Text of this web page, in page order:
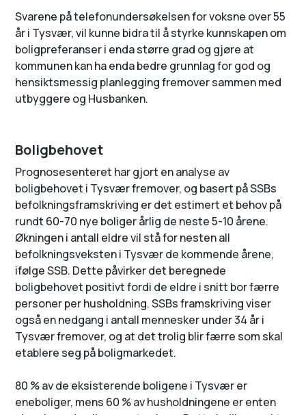
Svarene på telefonundersøkelsen for voksne over 55
år i Tysvær, vil kunne bidra til å styrke kunnskapen om
boligpreferanser i enda større grad og gjøre at
kommunen kan ha enda bedre grunnlag for god og
hensiktsmessig planlegging fremover sammen med
utbyggere og Husbanken.
Boligbehovet
Prognosesenteret har gjort en analyse av
boligbehovet i Tysvær fremover, og basert på SSBs
befolkningsframskriving er det estimert et behov på
rundt 60-70 nye boliger årlig de neste 5-10 årene.
Økningen i antall eldre vil stå for nesten all
befolkningsveksten i Tysvær de kommende årene,
ifølge SSB. Dette påvirker det beregnede
boligbehovet positivt fordi de eldre i snitt bor færre
personer per husholdning. SSBs framskriving viser
også en nedgang i antall mennesker under 34 år i
Tysvær fremover, og at det trolig blir færre som skal
etablere seg på boligmarkedet.
80 % av de eksisterende boligene i Tysvær er
eneboliger, mens 60 % av husholdningene er enten